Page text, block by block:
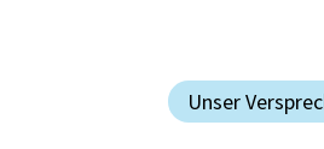
Unser